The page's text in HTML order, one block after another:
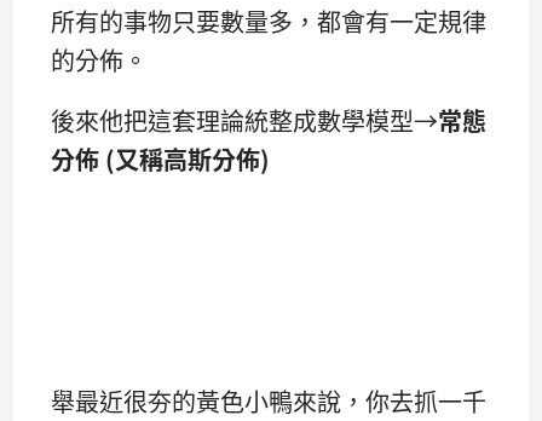
所有的事物只要數量多，都會有一定規律
的分佈。
後來他把這套理論統整成數學模型→常態
分佈 (又稱高斯分佈)
舉最近很夯的黃色小鴨來說，你去抓一千